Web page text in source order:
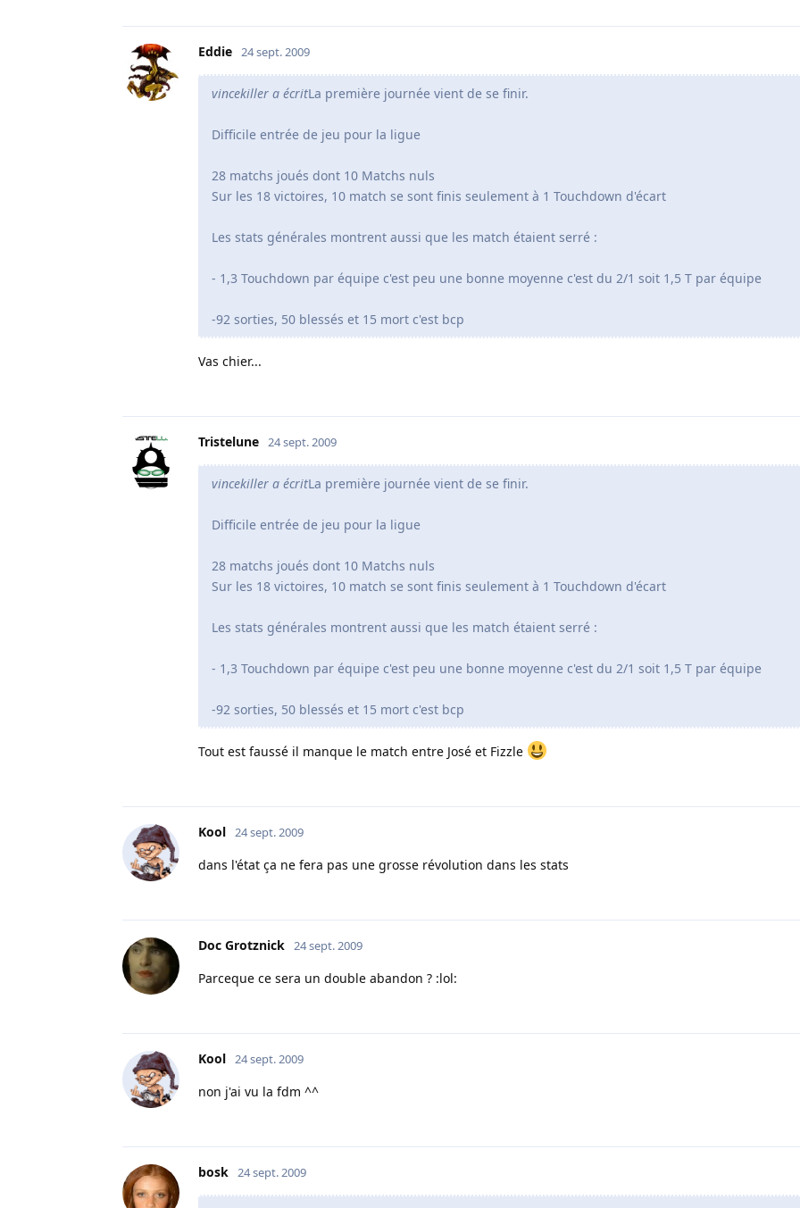
Eddie 24 sept. 2009
vincekiller a écritLa première journée vient de se finir.
Difficile entrée de jeu pour la ligue
28 matchs joués dont 10 Matchs nuls
Sur les 18 victoires, 10 match se sont finis seulement à 1 Touchdown d'écart
Les stats générales montrent aussi que les match étaient serré :
- 1,3 Touchdown par équipe c'est peu une bonne moyenne c'est du 2/1 soit 1,5 T par équipe
-92 sorties, 50 blessés et 15 mort c'est bcp
Vas chier...
Tristelune 24 sept. 2009
vincekiller a écritLa première journée vient de se finir.
Difficile entrée de jeu pour la ligue
28 matchs joués dont 10 Matchs nuls
Sur les 18 victoires, 10 match se sont finis seulement à 1 Touchdown d'écart
Les stats générales montrent aussi que les match étaient serré :
- 1,3 Touchdown par équipe c'est peu une bonne moyenne c'est du 2/1 soit 1,5 T par équipe
-92 sorties, 50 blessés et 15 mort c'est bcp
Tout est faussé il manque le match entre José et Fizzle
Kool 24 sept. 2009
dans l'état ça ne fera pas une grosse révolution dans les stats
Doc Grotznick 24 sept. 2009
Parceque ce sera un double abandon ? :lol:
Kool 24 sept. 2009
non j'ai vu la fdm ^^
bosk 24 sept. 2009